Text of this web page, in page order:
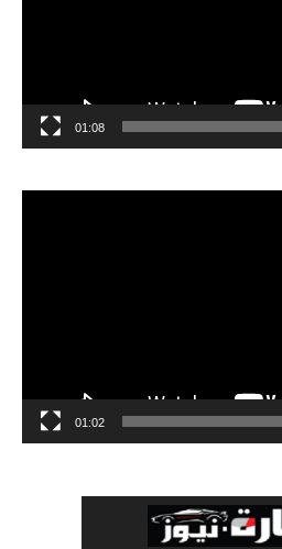
01:08
01:02